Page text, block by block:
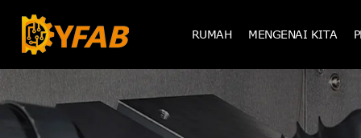
RUMAH MENGENAI KITA